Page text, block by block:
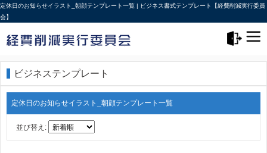
定休日のお知らせイラスト_朝顔テンプレート一覧 | ビジネス書式テンプレート【経費削減実行委員
会】
ビジネステンプレート
定休日のお知らせイラスト_朝顔テンプレート一覧
並び替え: